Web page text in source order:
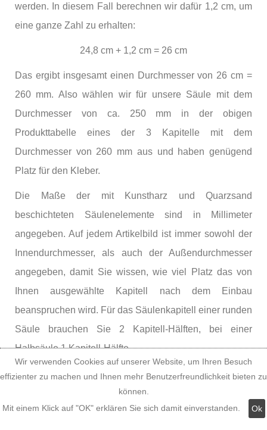
werden. In diesem Fall berechnen wir dafür 1,2 cm, um
eine ganze Zahl zu erhalten:
24,8 cm + 1,2 cm = 26 cm
Das ergibt insgesamt einen Durchmesser von 26 cm =
260 mm. Also wählen wir für unsere Säule mit dem
Durchmesser von ca. 250 mm in der obigen
Produkttabelle eines der 3 Kapitelle mit dem
Durchmesser von 260 mm aus und haben genügend
Platz für den Kleber.
Die Maße der mit Kunstharz und Quarzsand
beschichteten Säulenelemente sind in Millimeter
angegeben. Auf jedem Artikelbild ist immer sowohl der
Innendurchmesser, als auch der Außendurchmesser
angegeben, damit Sie wissen, wie viel Platz das von
Ihnen ausgewählte Kapitell nach dem Einbau
beanspruchen wird. Für das Säulenkapitell einer runden
Säule brauchen Sie 2 Kapitell-Hälften, bei einer
Halbsäule 1 Kapitell-Hälfte.
Montage der Styropor
Rundsäulen, Video zur
Wir verwenden Cookies auf unserer Website, um Ihren Besuch
effizienter zu machen und Ihnen mehr Benutzerfreundlichkeit bieten zu
können.
Mit einem Klick auf "OK" erklären Sie sich damit einverstanden.
Ok